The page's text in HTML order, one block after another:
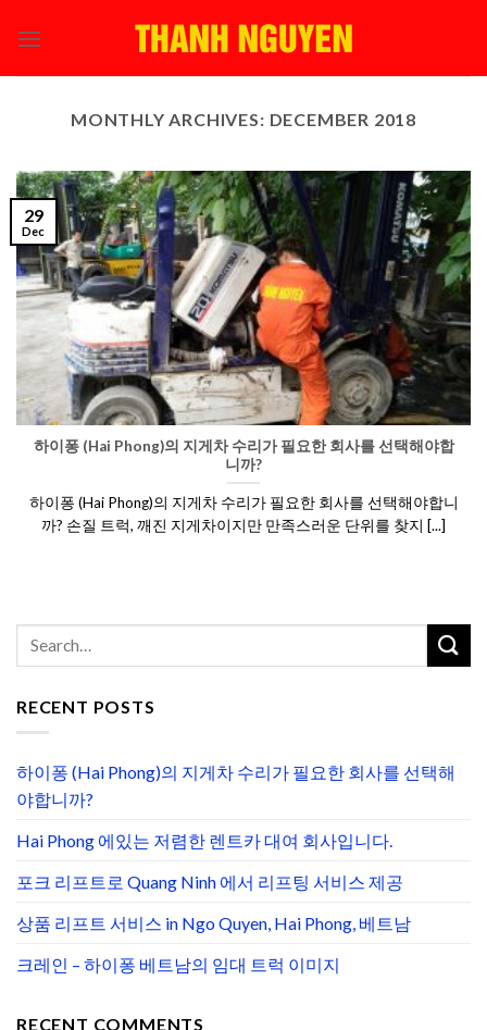
MONTHLY ARCHIVES: DECEMBER 2018
하이퐁 (Hai Phong)의 지게차 수리가 필요한 회사를 선택해야합
니까?
하이퐁 (Hai Phong)의 지게차 수리가 필요한 회사를 선택해야합니
까? 손질 트럭, 깨진 지게차이지만 만족스러운 단위를 찾지 [...]
29
Dec
RECENT POSTS
하이퐁 (Hai Phong)의 지게차 수리가 필요한 회사를 선택해
야합니까?
Hai Phong 에있는 저렴한 렌트카 대여 회사입니다.
포크 리프트로 Quang Ninh 에서 리프팅 서비스 제공
상품 리프트 서비스 in Ngo Quyen, Hai Phong, 베트남
크레인 – 하이퐁 베트남의 임대 트럭 이미지
RECENT COMMENTS